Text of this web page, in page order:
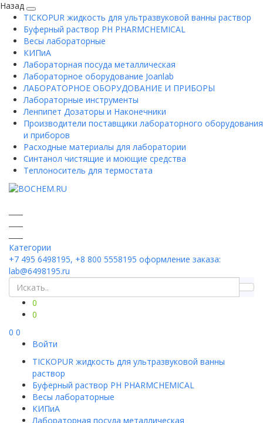
Назад
TICKOPUR жидкость для ультразвуковой ванны раствор
Буферный раствор PH PHARMCHEMICAL
Весы лабораторные
КИПиА
Лабораторная посуда металлическая
Лабораторное оборудование Joanlab
ЛАБОРАТОРНОЕ ОБОРУДОВАНИЕ И ПРИБОРЫ
Лабораторные инструменты
Ленпипет Дозаторы и Наконечники
Производители поставщики лабораторного оборудования
и приборов
Расходные материалы для лаборатории
Синтанол чистящие и моющие средства
Теплоноситель для термостата
Категории
+7 495 6498195, +8 800 5558195 оформление заказа:
lab@6498195.ru
0
0
0 0
Войти
TICKOPUR жидкость для ультразвуковой ванны
раствор
Буферный раствор PH PHARMCHEMICAL
Весы лабораторные
КИПиА
Лабораторная посуда металлическая